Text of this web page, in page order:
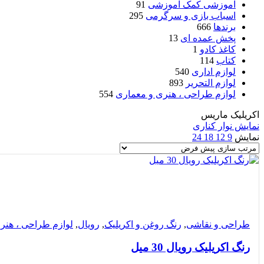
آموزشی کمک آموزشی 91
اسباب بازی و سرگرمی 295
برندها 666
پخش عمده ای 13
کاغذ کادو 1
کتاب 114
لوازم اداری 540
لوازم التحریر 893
لوازم طراحی ، هنری و معماری 554
اکریلیک ماریس
نمایش نوار کناری
نمایش 9
12
18
24
طراحی و نقاشی, رنگ روغن و اکریلیک, رویال, لوازم طراحی ،
رنگ اکریلیک رویال 30 میل